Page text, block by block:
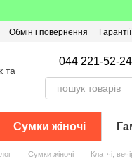
Обмін і повернення Гарантії
044 221-52-
Сумки жіночі
Сумки жіночі Клатчі,